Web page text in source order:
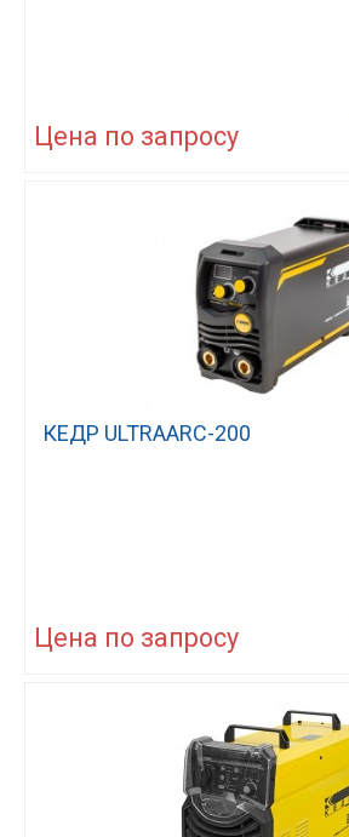
Цена по запросу
КЕДР ULTRAARC-200
Цена по запросу